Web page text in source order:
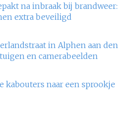
na inbraak bij brandweer:
extra beveiligd
in Alphen aan den
en camerabeelden
kabouters naar een sprookje